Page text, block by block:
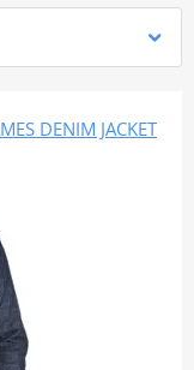
DENIM JACKET